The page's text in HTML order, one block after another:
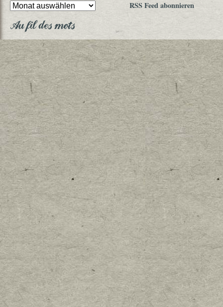
RSS Feed abonnieren
Au fil des mots